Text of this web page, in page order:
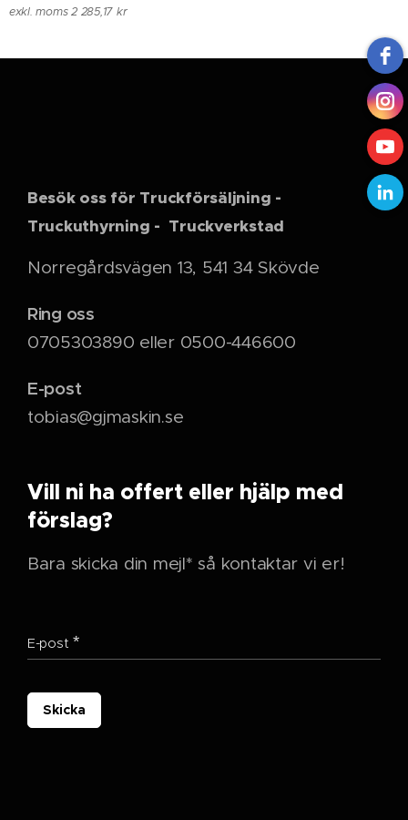
exkl. moms 2 285,17 kr
Besök oss för Truckförsäljning -
Truckuthyrning - Truckverkstad
Norregårdsvägen 13, 541 34 Skövde
Ring oss
0705303890 eller 0500-446600
E-post
tobias@gjmaskin.se
Vill ni ha offert eller hjälp med
förslag?
Bara skicka din mejl* så kontaktar vi er!
E-post
Skicka